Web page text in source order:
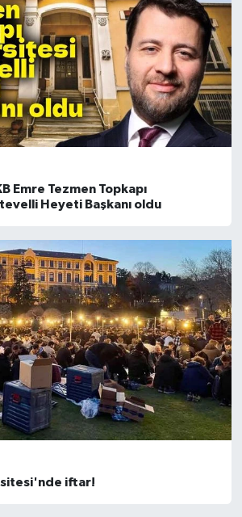
Emre Tezmen Topkapı
Heyeti Başkanı oldu
iftar!